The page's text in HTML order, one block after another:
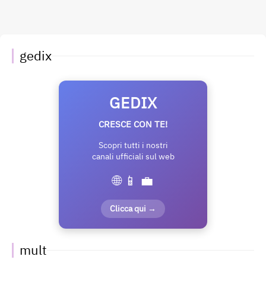
gedix
GEDIX
CRESCE CON TE!
Scopri tutti i nostri
canali ufficiali sul web
🌐 📱 💼
Clicca qui →
mult